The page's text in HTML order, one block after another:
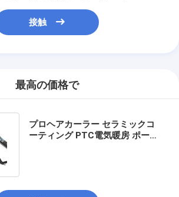
接触
最高の価格で
プロヘアカーラー セラミックコ
ーティング PTC電気暖房 ポータ